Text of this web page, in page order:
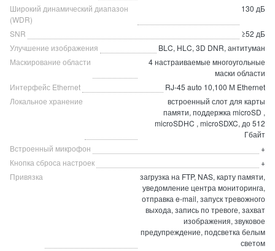
Широкий динамический диапазон
(WDR)
130 дБ
SNR
≥52 дБ
Улучшение изображения
BLC, HLC, 3D DNR, антитуман
Маскирование области
4 настраиваемые многоугольные
маски области
Интерфейс Ethernet
RJ-45 auto 10,100 М Ethernet
Локальное хранение
встроенный слот для карты
памяти, поддержка microSD ,
microSDHC , microSDXC, до 512
Гбайт
Встроенный микрофон
+
Кнопка сброса настроек
+
Привязка
загрузка на FTP, NAS, карту памяти,
уведомление центра мониторинга,
отправка e-mail, запуск тревожного
выхода, запись по тревоге, захват
изображения, звуковое
предупреждение, подсветка белым
светом